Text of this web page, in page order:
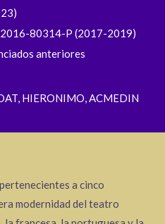
80314-P (2017-2019)
anteriores
HIERONIMO, ACMEDIN
a cinco
modernidad del teatro